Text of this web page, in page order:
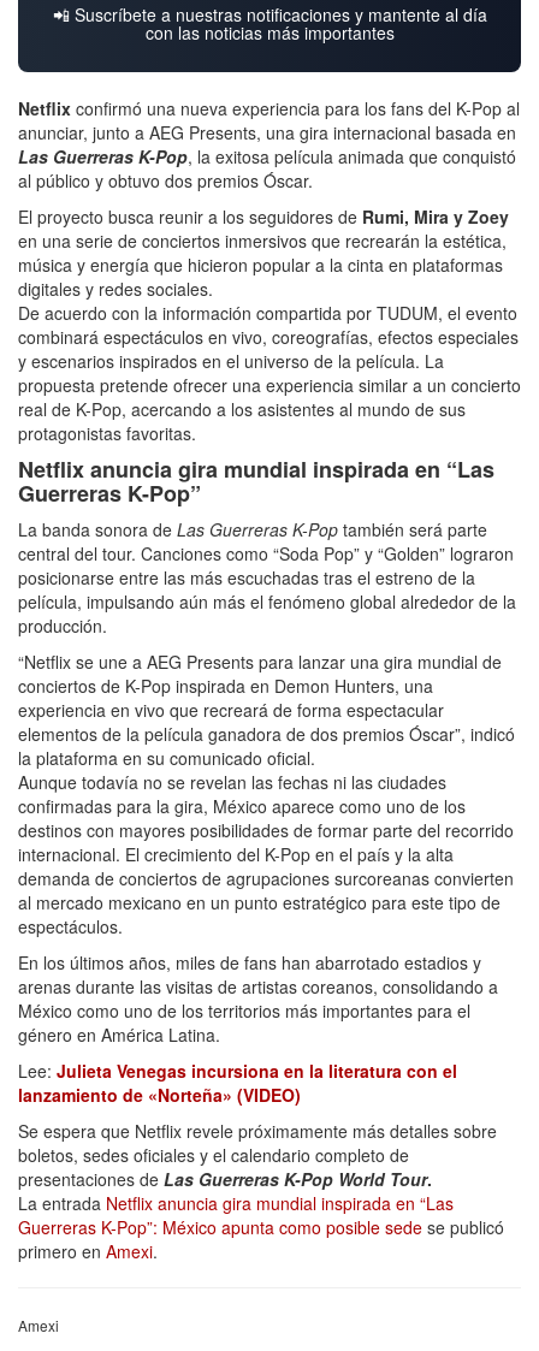
📲 Suscríbete a nuestras notificaciones y mantente al día
con las noticias más importantes
Netflix confirmó una nueva experiencia para los fans del K-Pop al
anunciar, junto a AEG Presents, una gira internacional basada en
Las Guerreras K-Pop, la exitosa película animada que conquistó
al público y obtuvo dos premios Óscar.
El proyecto busca reunir a los seguidores de Rumi, Mira y Zoey
en una serie de conciertos inmersivos que recrearán la estética,
música y energía que hicieron popular a la cinta en plataformas
digitales y redes sociales.
De acuerdo con la información compartida por TUDUM, el evento
combinará espectáculos en vivo, coreografías, efectos especiales
y escenarios inspirados en el universo de la película. La
propuesta pretende ofrecer una experiencia similar a un concierto
real de K-Pop, acercando a los asistentes al mundo de sus
protagonistas favoritas.
Netflix anuncia gira mundial inspirada en “Las
Guerreras K-Pop”
La banda sonora de Las Guerreras K-Pop también será parte
central del tour. Canciones como “Soda Pop” y “Golden” lograron
posicionarse entre las más escuchadas tras el estreno de la
película, impulsando aún más el fenómeno global alrededor de la
producción.
“Netflix se une a AEG Presents para lanzar una gira mundial de
conciertos de K-Pop inspirada en Demon Hunters, una
experiencia en vivo que recreará de forma espectacular
elementos de la película ganadora de dos premios Óscar”, indicó
la plataforma en su comunicado oficial.
Aunque todavía no se revelan las fechas ni las ciudades
confirmadas para la gira, México aparece como uno de los
destinos con mayores posibilidades de formar parte del recorrido
internacional. El crecimiento del K-Pop en el país y la alta
demanda de conciertos de agrupaciones surcoreanas convierten
al mercado mexicano en un punto estratégico para este tipo de
espectáculos.
En los últimos años, miles de fans han abarrotado estadios y
arenas durante las visitas de artistas coreanos, consolidando a
México como uno de los territorios más importantes para el
género en América Latina.
Lee: Julieta Venegas incursiona en la literatura con el
lanzamiento de «Norteña» (VIDEO)
Se espera que Netflix revele próximamente más detalles sobre
boletos, sedes oficiales y el calendario completo de
presentaciones de Las Guerreras K-Pop World Tour.
La entrada Netflix anuncia gira mundial inspirada en “Las
Guerreras K-Pop”: México apunta como posible sede se publicó
primero en Amexi.
Amexi